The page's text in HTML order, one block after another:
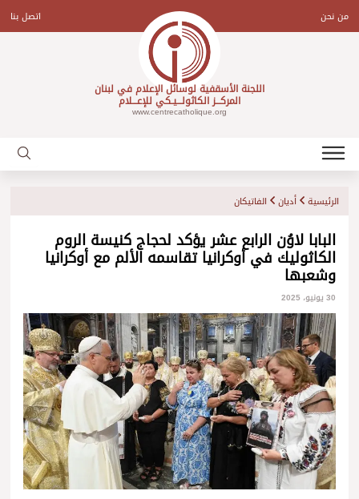
contentمن نحن اتصل بنا
اللجنة الأسقفية لوسائل الإعلام في لبنان
المركـــز الكاثولـــيـكي للإعـــلام
www.centrecatholique.org
الرئيسية أديان الفاتيكان
البابا لاوُن الرابع عشر يؤكد لحجاج كنيسة الروم
الكاثوليك في أوكرانيا تقاسمه الألم مع أوكرانيا
وشعبها
30 يونيو، 2025